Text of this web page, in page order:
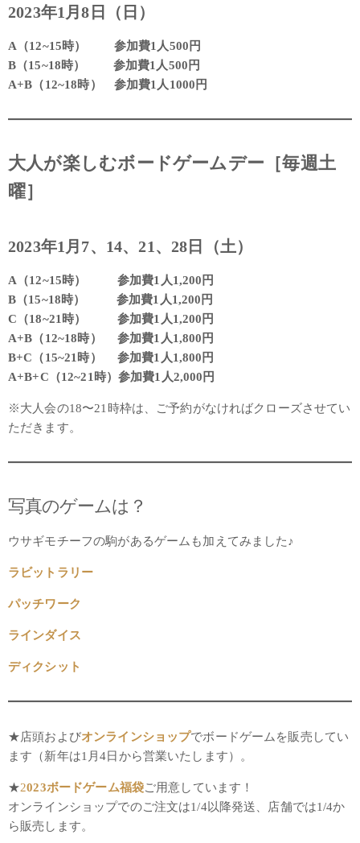
2023年1月8日（日）
A（12~15時） 参加費1人500円
B（15~18時） 参加費1人500円
A+B（12~18時） 参加費1人1000円
大人が楽しむボードゲームデー［毎週土
曜］
2023年1月 7、14、21、28 日（土）
A（12~15時） 参加費1人1,200円
B（15~18時） 参加費1人1,200円
C（18~21時） 参加費1人1,200円
A+B（12~18時） 参加費1人1,800円
B+C（15~21時） 参加費1人1,800円
A+B+C（12~21時）参加費1人2,000円
※大人会の18〜21時枠は、ご予約がなければクローズさせてい
ただきます。
写真のゲームは？
ウサギモチーフの駒があるゲームも加えてみました♪
ラビットラリー
パッチワーク
ラインダイス
ディクシット
★店頭およびオンラインショップでボードゲームを販売してい
ます（新年は1月4日から営業いたします）。
★2023ボードゲーム福袋ご用意しています！
オンラインショップでのご注文は1/4以降発送、店舗では1/4か
ら販売します。